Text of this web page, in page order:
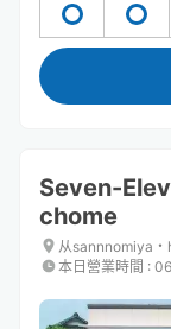
Seven-
chome
从sannnomiya・
本日營業時間 :